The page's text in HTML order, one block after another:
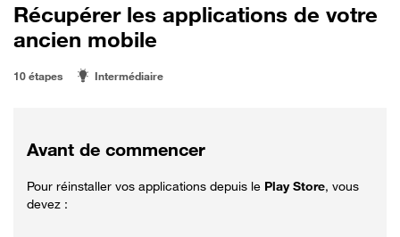
Récupérer les applications de votre
ancien mobile
10 étapes Intermédiaire
Avant de commencer
Pour réinstaller vos applications depuis le Play Store, vous
devez :